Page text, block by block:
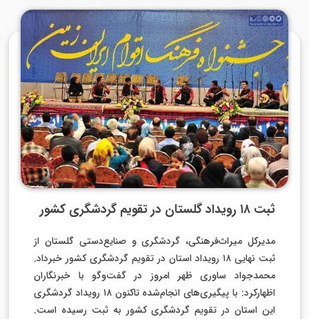
ثبت ۱۸ رویداد گلستان در تقویم گردشگری کشور
مدیرکل میراث‌فرهنگی، گردشگری و صنایع‌دستی گلستان از
ثبت نهایی ۱۸ رویداد استان در تقویم گردشگری کشور خبرداد.
محمدجواد ساوری ظهر امروز در گفت‌وگو با خبرنگاران
اظهارکرد: با پیگیری‌های انجام‌شده تاکنون ۱۸ رویداد گردشگری
این استان در تقویم گردشگری کشور به ثبت رسیده است.